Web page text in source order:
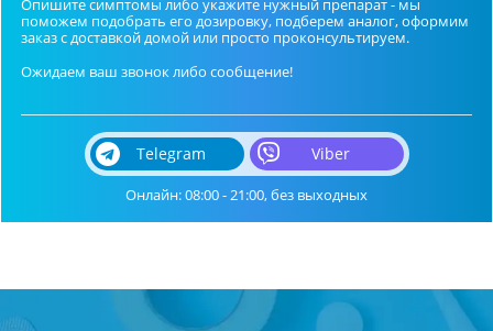
поможем подобрать его дозировку, подберем аналог, оформим
заказ с доставкой домой или просто проконсультируем.
Ожидаем ваш звонок либо сообщение!
Telegram Viber
Онлайн: 08:00 - 21:00, без выходных